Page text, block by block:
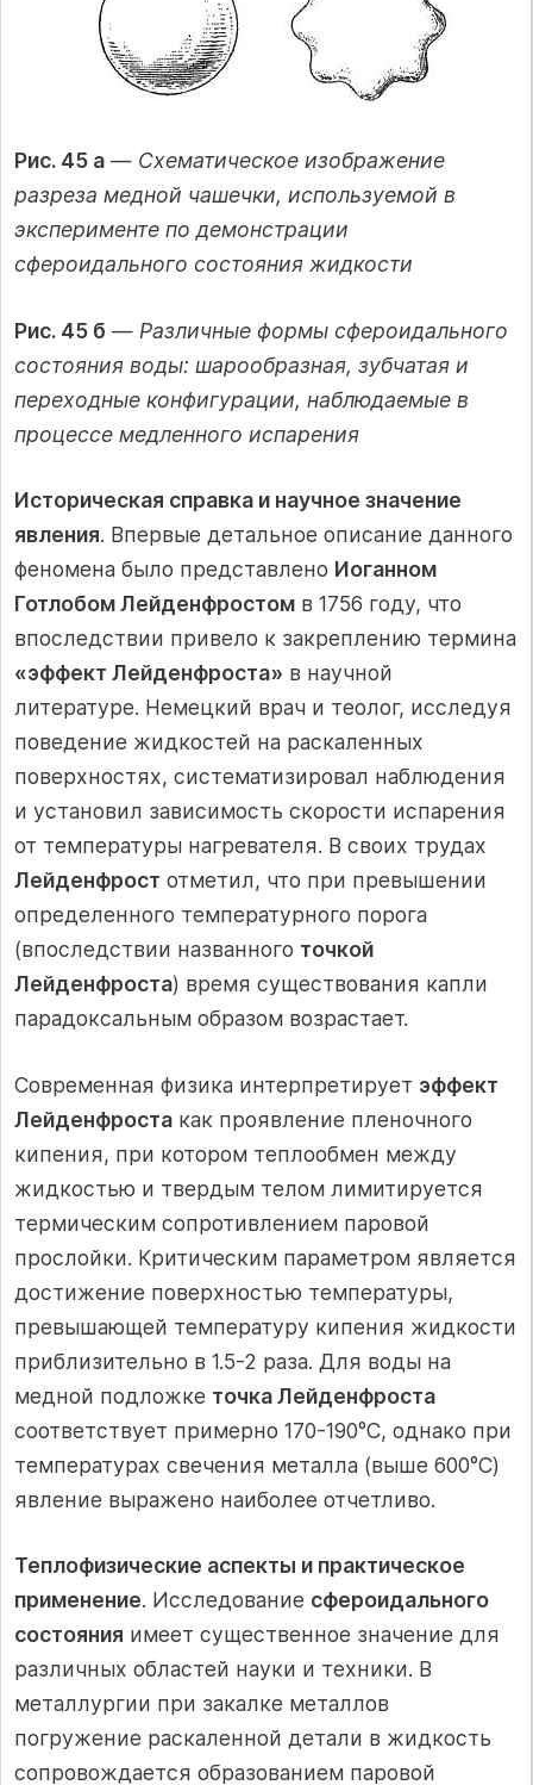
Рис. 45 а — Схематическое изображение
разреза медной чашечки, используемой в
эксперименте по демонстрации
сфероидального состояния жидкости
Рис. 45 б — Различные формы сфероидального
состояния воды: шарообразная, зубчатая и
переходные конфигурации, наблюдаемые в
процессе медленного испарения
Историческая справка и научное значение
явления. Впервые детальное описание данного
феномена было представлено Иоганном
Готлобом Лейденфростом в 1756 году, что
впоследствии привело к закреплению термина
«эффект Лейденфроста» в научной
литературе. Немецкий врач и теолог, исследуя
поведение жидкостей на раскаленных
поверхностях, систематизировал наблюдения
и установил зависимость скорости испарения
от температуры нагревателя. В своих трудах
Лейденфрост отметил, что при превышении
определенного температурного порога
(впоследствии названного точкой
Лейденфроста) время существования капли
парадоксальным образом возрастает.
Современная физика интерпретирует эффект
Лейденфроста как проявление пленочного
кипения, при котором теплообмен между
жидкостью и твердым телом лимитируется
термическим сопротивлением паровой
прослойки. Критическим параметром является
достижение поверхностью температуры,
превышающей температуру кипения жидкости
приблизительно в 1.5-2 раза. Для воды на
медной подложке точка Лейденфроста
соответствует примерно 170-190°C, однако при
температурах свечения металла (выше 600°C)
явление выражено наиболее отчетливо.
Теплофизические аспекты и практическое
применение. Исследование сфероидального
состояния имеет существенное значение для
различных областей науки и техники. В
металлургии при закалке металлов
погружение раскаленной детали в жидкость
сопровождается образованием паровой